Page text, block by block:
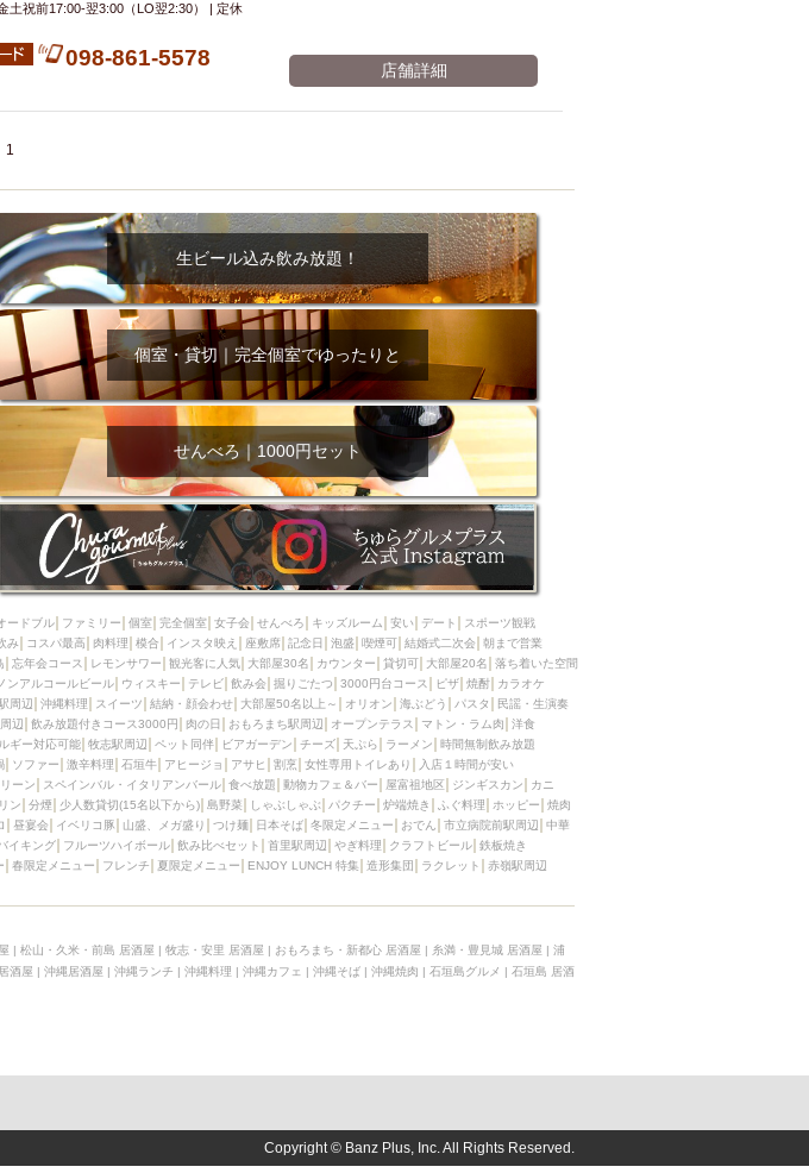
チーズタッカルビ 奥武山公園駅周辺
ンチ
土祝前17:00-翌3:00（LO翌2:30） | 定休
098-861-5578 店舗詳細
1
生ビール込み飲み放題！
個室・貸切｜完全個室でゆったりと
せんべろ｜1000円セット
ードブル ファミリー 個室 完全個室 女子会 せんべろ キッズルーム 安い デート
スポーツ観戦
み コスパ最高 肉料理 模合 インスタ映え 座敷席 記念日 泡盛 喫煙可 結婚式二次会 朝まで営業
忘年会コース レモンサワー 観光客に人気 大部屋30名 カウンター 貸切可 大部屋20名
落ち着いた空間
ノンアルコールビール ウィスキー テレビ 飲み会 掘りごたつ 3000円台コース ピザ 焼酎
カラオケ
周辺 沖縄料理 スイーツ 結納・顔会わせ 大部屋50名以上～ オリオン 海ぶどう パスタ
民謡・生演奏
辺 飲み放題付きコース3000円 肉の日 おもろまち駅周辺 オープンテラス マトン・ラム肉
洋食
ギー対応可能 牧志駅周辺 ペット同伴 ビアガーデン チーズ 天ぷら ラーメン
時間無制飲み放題
ソファー 激辛料理 石垣牛 アヒージョ アサヒ 割烹 女性専用トイレあり
入店１時間が安い
ーン スペインバル・イタリアンバール 食べ放題 動物カフェ＆バー 屋富祖地区 ジンギスカン
カニ
ン 分煙 少人数貸切(15名以下から) 島野菜 しゃぶしゃぶ パクチー 炉端焼き ふぐ料理 ホッピー
焼肉
昼宴会 イベリコ豚 山盛、メガ盛り つけ麺 日本そば 冬限定メニュー おでん 市立病院前駅周辺
中華
イキング フルーツハイボール 飲み比べセット 首里駅周辺 やぎ料理 クラフトビール 鉄板焼き
春限定メニュー フレンチ 夏限定メニュー ENJOY LUNCH 特集 造形集団 ラクレット
赤嶺駅周辺
| 松山・久米・前島 居酒屋 | 牧志・安里 居酒屋 | おもろまち・新都心 居酒屋 | 糸満・豊見城 居酒屋 | 浦
酒屋 | 沖縄居酒屋 | 沖縄ランチ | 沖縄料理 | 沖縄カフェ | 沖縄そば | 沖縄焼肉 | 石垣島グルメ | 石垣島 居酒
Copyright © Banz Plus, Inc. All Rights Reserved.